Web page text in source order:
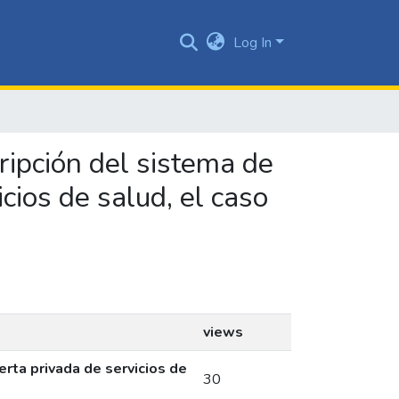
Log In
del sistema de
de salud, el caso
views
privada de servicios de
30